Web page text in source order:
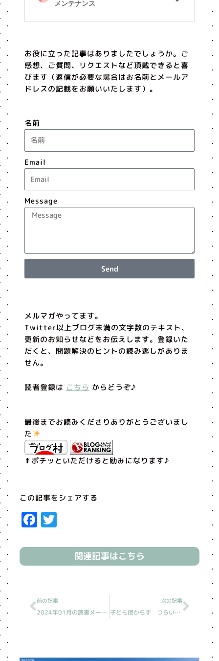
お役に立った記事はありましたでしょうか。ご
感想、ご質問、リクエストなど頂戴できると喜
びます（返信が必要な場合はお名前とメールア
ドレスの記載をお願いいたします）。
名前
Email
Message
Send
メルマガやってます。
Twitter以上ブログ未満の文字数のテキスト、
更新のお知らせなどをお伝えします。登録いた
だくと、問題解決のヒントの読み逃しがありま
せん。
読者登録は こちら からどうぞ♪
最後までお読みくださりありがとうございまし
た
⬆︎ポチッといただけると励みになります♪
この記事をシェアする
Facebook
関連記事はこちら
前の記事
2024年01月の読書メーター
次の記事
子ども授からず つらい［読売新聞人生案内］
Next